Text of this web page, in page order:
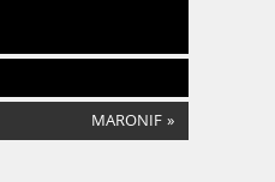
MARONIF »